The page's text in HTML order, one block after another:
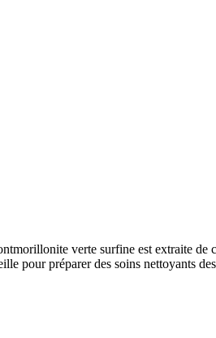
verte surfine est extraite de
pour préparer des soins nettoyants